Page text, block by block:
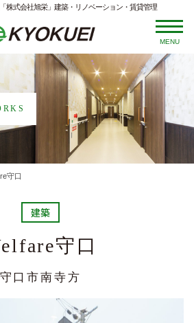
株式会社旭栄」建築・リノベーション・賃貸管理
MENU
守口
建築
守口
守口市南寺方